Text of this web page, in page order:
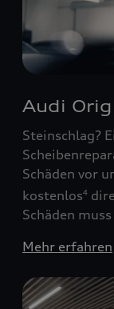
Audi
Steinschlag?
Schäden vor
kostenlos4
Schäden
Mehr erfahren